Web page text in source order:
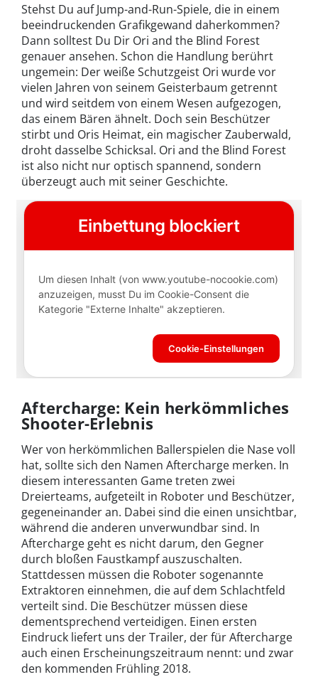
Stehst Du auf Jump-and-Run-Spiele, die in einem
beeindruckenden Grafikgewand daherkommen?
Dann solltest Du Dir Ori and the Blind Forest
genauer ansehen. Schon die Handlung berührt
ungemein: Der weiße Schutzgeist Ori wurde vor
vielen Jahren von seinem Geisterbaum getrennt
und wird seitdem von einem Wesen aufgezogen,
das einem Bären ähnelt. Doch sein Beschützer
stirbt und Oris Heimat, ein magischer Zauberwald,
droht dasselbe Schicksal. Ori and the Blind Forest
ist also nicht nur optisch spannend, sondern
überzeugt auch mit seiner Geschichte.
Aftercharge: Kein herkömmliches
Shooter-Erlebnis
Wer von herkömmlichen Ballerspielen die Nase voll
hat, sollte sich den Namen Aftercharge merken. In
diesem interessanten Game treten zwei
Dreierteams, aufgeteilt in Roboter und Beschützer,
gegeneinander an. Dabei sind die einen unsichtbar,
während die anderen unverwundbar sind. In
Aftercharge geht es nicht darum, den Gegner
durch bloßen Faustkampf auszuschalten.
Stattdessen müssen die Roboter sogenannte
Extraktoren einnehmen, die auf dem Schlachtfeld
verteilt sind. Die Beschützer müssen diese
dementsprechend verteidigen. Einen ersten
Eindruck liefert uns der Trailer, der für Aftercharge
auch einen Erscheinungszeitraum nennt: und zwar
den kommenden Frühling 2018.